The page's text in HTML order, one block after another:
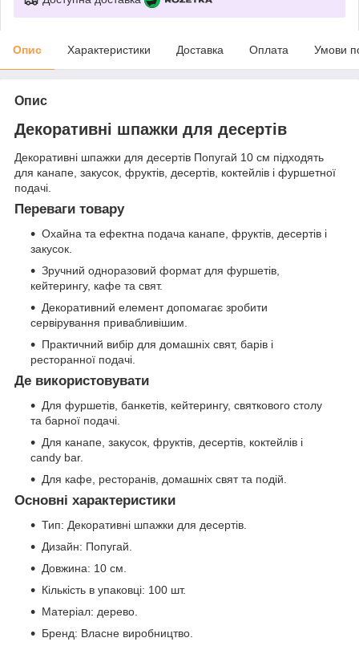
Опис Характеристики Доставка Оплата Умови
Опис
Декоративні шпажки для десертів
Декоративні шпажки для десертів Попугай 10 см підходять
для канапе, закусок, фруктів, десертів, коктейлів і фуршетної
подачі.
Переваги товару
Охайна та ефектна подача канапе, фруктів, десертів і
закусок.
Зручний одноразовий формат для фуршетів,
кейтерингу, кафе та свят.
Декоративний елемент допомагає зробити
сервірування привабливішим.
Практичний вибір для домашніх свят, барів і
ресторанної подачі.
Де використовувати
Для фуршетів, банкетів, кейтерингу, святкового столу
та барної подачі.
Для канапе, закусок, фруктів, десертів, коктейлів і
candy bar.
Для кафе, ресторанів, домашніх свят та подій.
Основні характеристики
Тип: Декоративні шпажки для десертів.
Дизайн: Попугай.
Довжина: 10 см.
Кількість в упаковці: 100 шт.
Матеріал: дерево.
Бренд: Власне виробництво.